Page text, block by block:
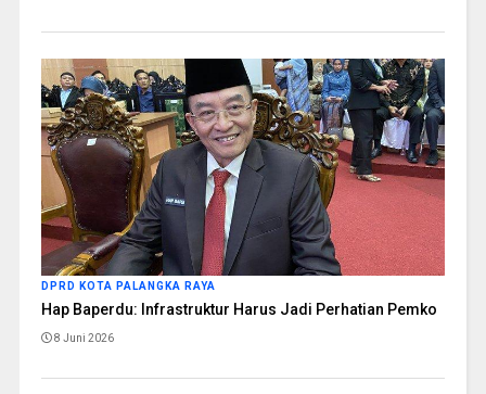
DPRD KOTA PALANGKA RAYA
Hap Baperdu: Infrastruktur Harus Jadi Perhatian Pemko
8 Juni 2026